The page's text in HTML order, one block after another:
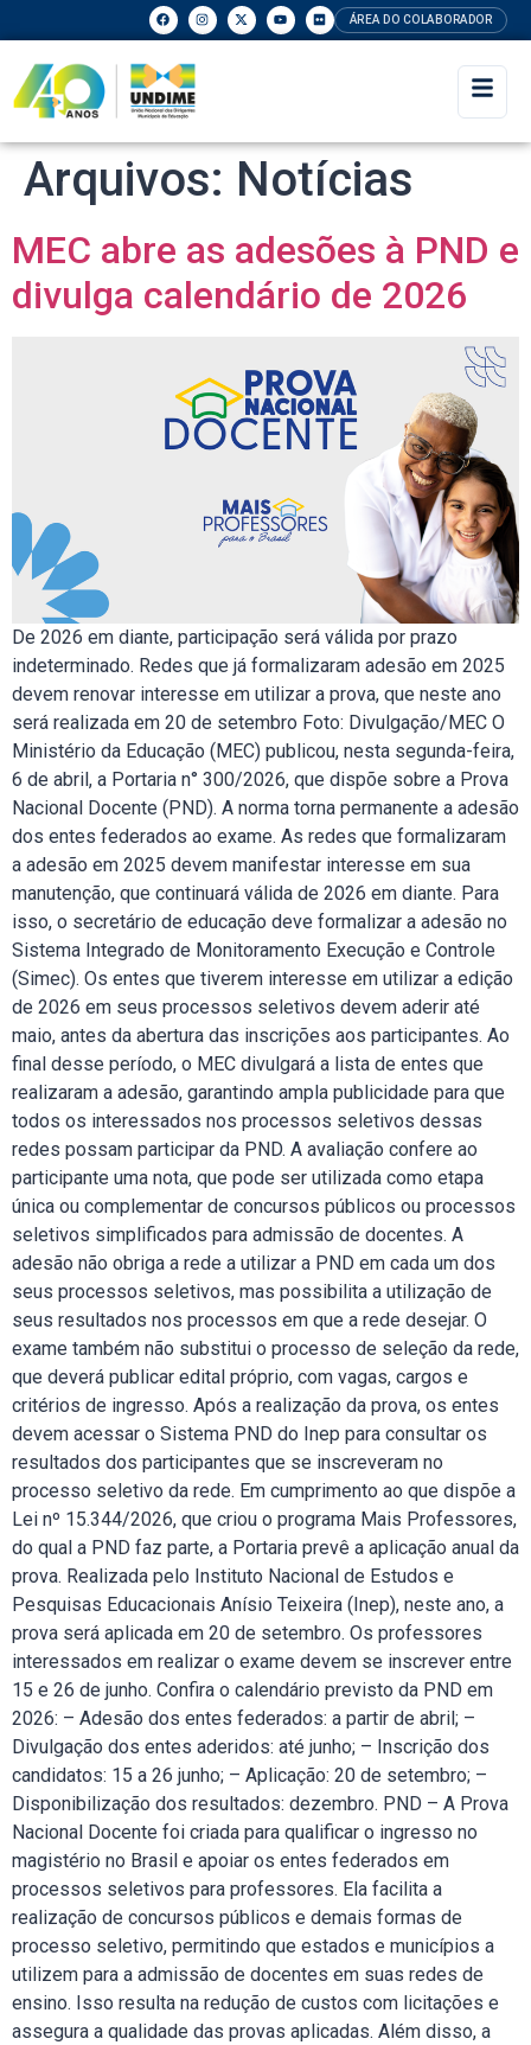
ÁREA DO COLABORADOR
Arquivos: Notícias
MEC abre as adesões à PND e
divulga calendário de 2026
De 2026 em diante, participação será válida por prazo
indeterminado. Redes que já formalizaram adesão em 2025
devem renovar interesse em utilizar a prova, que neste ano
será realizada em 20 de setembro Foto: Divulgação/MEC O
Ministério da Educação (MEC) publicou, nesta segunda-feira,
6 de abril, a Portaria n° 300/2026, que dispõe sobre a Prova
Nacional Docente (PND). A norma torna permanente a adesão
dos entes federados ao exame. As redes que formalizaram
a adesão em 2025 devem manifestar interesse em sua
manutenção, que continuará válida de 2026 em diante. Para
isso, o secretário de educação deve formalizar a adesão no
Sistema Integrado de Monitoramento Execução e Controle
(Simec). Os entes que tiverem interesse em utilizar a edição
de 2026 em seus processos seletivos devem aderir até
maio, antes da abertura das inscrições aos participantes. Ao
final desse período, o MEC divulgará a lista de entes que
realizaram a adesão, garantindo ampla publicidade para que
todos os interessados nos processos seletivos dessas
redes possam participar da PND. A avaliação confere ao
participante uma nota, que pode ser utilizada como etapa
única ou complementar de concursos públicos ou processos
seletivos simplificados para admissão de docentes. A
adesão não obriga a rede a utilizar a PND em cada um dos
seus processos seletivos, mas possibilita a utilização de
seus resultados nos processos em que a rede desejar. O
exame também não substitui o processo de seleção da rede,
que deverá publicar edital próprio, com vagas, cargos e
critérios de ingresso. Após a realização da prova, os entes
devem acessar o Sistema PND do Inep para consultar os
resultados dos participantes que se inscreveram no
processo seletivo da rede. Em cumprimento ao que dispõe a
Lei nº 15.344/2026, que criou o programa Mais Professores,
do qual a PND faz parte, a Portaria prevê a aplicação anual da
prova. Realizada pelo Instituto Nacional de Estudos e
Pesquisas Educacionais Anísio Teixeira (Inep), neste ano, a
prova será aplicada em 20 de setembro. Os professores
interessados em realizar o exame devem se inscrever entre
15 e 26 de junho. Confira o calendário previsto da PND em
2026: – Adesão dos entes federados: a partir de abril; –
Divulgação dos entes aderidos: até junho; – Inscrição dos
candidatos: 15 a 26 junho; – Aplicação: 20 de setembro; –
Disponibilização dos resultados: dezembro. PND – A Prova
Nacional Docente foi criada para qualificar o ingresso no
magistério no Brasil e apoiar os entes federados em
processos seletivos para professores. Ela facilita a
realização de concursos públicos e demais formas de
processo seletivo, permitindo que estados e municípios a
utilizem para a admissão de docentes em suas redes de
ensino. Isso resulta na redução de custos com licitações e
assegura a qualidade das provas aplicadas. Além disso, a